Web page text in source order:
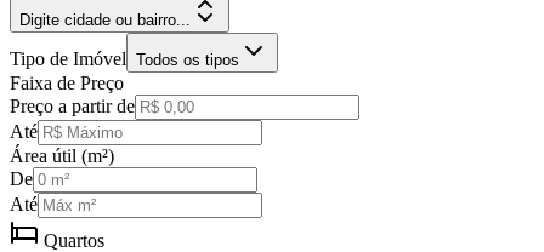
Digite cidade ou bairro...
Tipo de Imóvel Todos os tipos
Faixa de Preço
Preço a partir de
Até
Área útil (m²)
De
Até
Quartos